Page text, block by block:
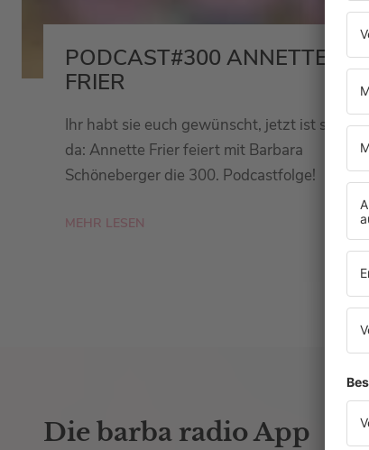
PODCAST#300 ANNETTE
FRIER
Ihr habt sie euch gewünscht, jetzt ist sie
da: Annette Frier feiert mit Barbara
Schöneberger die 300. Podcastfolge!
MEHR LESEN
Die barba radio App